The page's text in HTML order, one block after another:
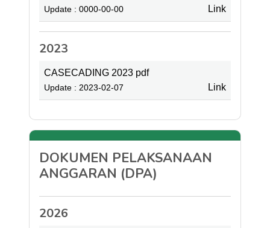
Update : 0000-00-00 Link
2023
CASECADING 2023 pdf
Update : 2023-02-07 Link
DOKUMEN PELAKSANAAN
ANGGARAN (DPA)
2026